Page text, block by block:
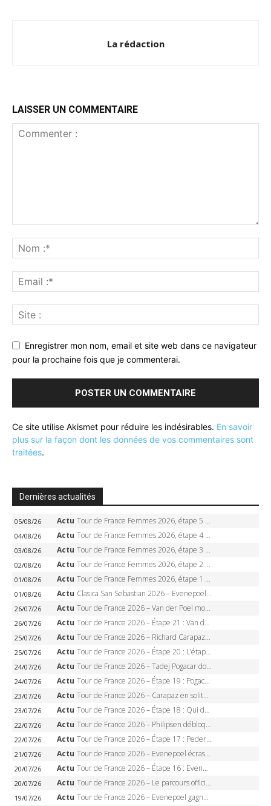
La rédaction
LAISSER UN COMMENTAIRE
Enregistrer mon nom, email et site web dans ce navigateur
pour la prochaine fois que je commenterai.
Ce site utilise Akismet pour réduire les indésirables. En savoir
plus sur la façon dont les données de vos commentaires sont
traitées.
Dernières actualités
05/08/26 Actu Tour de France Femmes 2026, étape 5 – Demi Vollering gagne à Belleville, Reusser en jaune, Ferrand-Prévot coule
04/08/26 Actu Tour de France Femmes 2026, étape 4 – Marlen Reusser écrase le chrono, Ferrand-Prévot en crise
03/08/26 Actu Tour de France Femmes 2026, étape 3 – Sigrid Haugset en solitaire, 88 km d’échappée, maillot jaune
02/08/26 Actu Tour de France Femmes 2026, étape 2 – Lorena Wiebes doublé à Genève, Markus héroïque, 7e record
01/08/26 Actu Tour de France Femmes 2026, étape 1 – Lorena Wiebes intouchable à Lausanne, premier maillot jaune
01/08/26 Actu Clasica San Sebastian 2026 – Evenepoel recordman, 4e victoire, Carapaz battu au sprint
26/07/26 Actu Tour de France 2026 – Van der Poel monumental à Paris, Pogacar égale le record des cinq sacres
26/07/26 Actu Tour de France 2026 – Étape 21 : Van der Poel, Pogacar, qui succédera à Wout van Aert sur les Champs-Elysées ?
25/07/26 Actu Tour de France 2026 – Richard Carapaz roi des Alpes, doublé et maillot à pois, Seixas perd le podium
25/07/26 Actu Tour de France 2026 – Étape 20 : L’étape reine, Galibier, Sarenne, Alpe d’Huez, qui succédera à Pogacar ?
24/07/26 Actu Tour de France 2026 – Tadej Pogacar dompte l’Alpe d’Huez, 5e victoire, record de Pantani pulvérisé
24/07/26 Actu Tour de France 2026 – Étape 19 : Pogacar peut-il enfin dompter l’Alpe d’Huez ?
23/07/26 Actu Tour de France 2026 – Carapaz en solitaire à Orcières-Merlette, Paret-Peintre à un point du maillot à pois
23/07/26 Actu Tour de France 2026 – Étape 18 : Qui domptera Orcières-Merlette, première marche vers l’Alpe d’Huez ?
22/07/26 Actu Tour de France 2026 – Philipsen débloque son compteur à Voiron, Pedersen en danger pour le maillot vert
22/07/26 Actu Tour de France 2026 – Étape 17 : Pedersen peut-il verrouiller le maillot vert à Voiron ?
21/07/26 Actu Tour de France 2026 – Evenepoel écrase le chrono d’Évian, Seixas 4e, Lipowitz abandonne
20/07/26 Actu Tour de France 2026 – Étape 16 : Evenepoel, Pogacar, Ganna… qui domptera le chrono d’Évian pour redessiner le podium ?
20/07/26 Actu Tour de France 2026 – Le parcours officiel complet : 21 étapes, profils, carte et dates
19/07/26 Actu Tour de France 2026 – Evenepoel gagne à Solaison, Vingegaard abandonne, Pogacar toujours en jaune